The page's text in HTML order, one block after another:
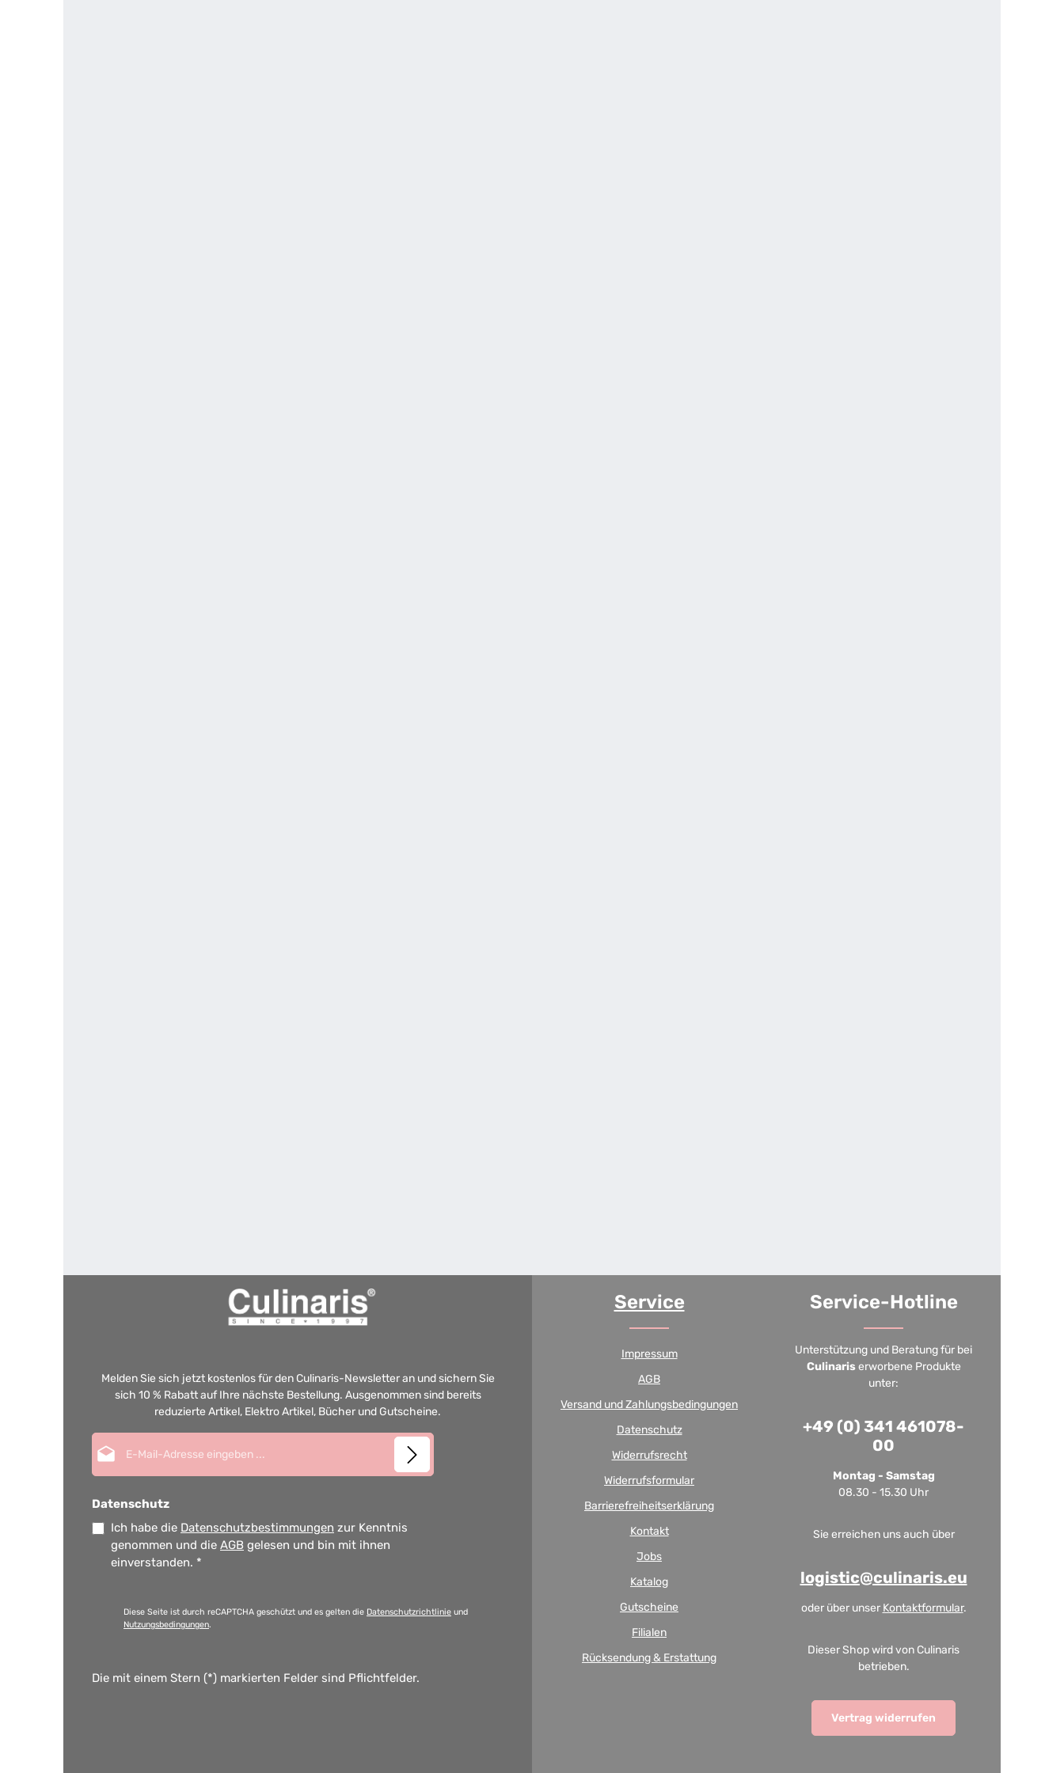
Melden Sie sich jetzt kostenlos für den Culinaris-Newsletter an und sichern Sie
sich 10 % Rabatt auf Ihre nächste Bestellung. Ausgenommen sind bereits
reduzierte Artikel, Elektro Artikel, Bücher und Gutscheine.
Datenschutz
Ich habe die Datenschutzbestimmungen zur Kenntnis
genommen und die AGB gelesen und bin mit ihnen
einverstanden. *
Diese Seite ist durch reCAPTCHA geschützt und es gelten die Datenschutzrichtlinie und
Nutzungsbedingungen.
Die mit einem Stern (*) markierten Felder sind Pflichtfelder.
Service
Impressum
AGB
Versand und Zahlungsbedingungen
Datenschutz
Widerrufsrecht
Widerrufsformular
Barrierefreiheitserklärung
Kontakt
Jobs
Katalog
Gutscheine
Filialen
Rücksendung & Erstattung
Service-Hotline
Unterstützung und Beratung für bei
Culinariserworbene Produkte
unter:
+49 (0) 341 461078-
00
Montag - Samstag
08.30 - 15.30 Uhr
Sie erreichen uns auch über
logistic@culinaris.eu
oder über unser Kontaktformular.
Dieser Shop wird von Culinaris
betrieben.
Vertrag widerrufen